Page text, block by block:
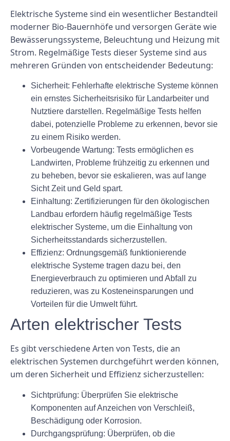
Elektrische Systeme sind ein wesentlicher Bestandteil
moderner Bio-Bauernhöfe und versorgen Geräte wie
Bewässerungssysteme, Beleuchtung und Heizung mit
Strom. Regelmäßige Tests dieser Systeme sind aus
mehreren Gründen von entscheidender Bedeutung:
Sicherheit: Fehlerhafte elektrische Systeme können
ein ernstes Sicherheitsrisiko für Landarbeiter und
Nutztiere darstellen. Regelmäßige Tests helfen
dabei, potenzielle Probleme zu erkennen, bevor sie
zu einem Risiko werden.
Vorbeugende Wartung: Tests ermöglichen es
Landwirten, Probleme frühzeitig zu erkennen und
zu beheben, bevor sie eskalieren, was auf lange
Sicht Zeit und Geld spart.
Einhaltung: Zertifizierungen für den ökologischen
Landbau erfordern häufig regelmäßige Tests
elektrischer Systeme, um die Einhaltung von
Sicherheitsstandards sicherzustellen.
Effizienz: Ordnungsgemäß funktionierende
elektrische Systeme tragen dazu bei, den
Energieverbrauch zu optimieren und Abfall zu
reduzieren, was zu Kosteneinsparungen und
Vorteilen für die Umwelt führt.
Arten elektrischer Tests
Es gibt verschiedene Arten von Tests, die an
elektrischen Systemen durchgeführt werden können,
um deren Sicherheit und Effizienz sicherzustellen:
Sichtprüfung: Überprüfen Sie elektrische
Komponenten auf Anzeichen von Verschleiß,
Beschädigung oder Korrosion.
Durchgangsprüfung: Überprüfen, ob die